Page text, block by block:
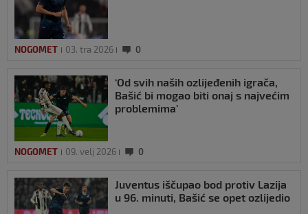
NOGOMET 03. tra 2026 0
‘Od svih naših ozlijeđenih igrača,
Bašić bi mogao biti onaj s najvećim
problemima’
NOGOMET 09. velj 2026 0
Juventus iščupao bod protiv Lazija
u 96. minuti, Bašić se opet ozlijedio